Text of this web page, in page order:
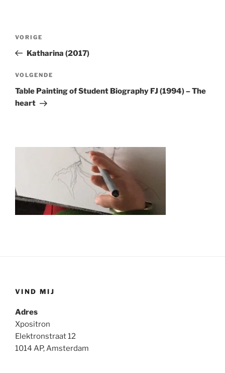
Vorig
bericht
VORIGE
Katharina (2017)
Volgend
Bericht
VOLGENDE
Table Painting of Student Biography FJ (1994) – The
heart
VIND MIJ
Adres
Xpositron
Elektronstraat 12
1014 AP, Amsterdam